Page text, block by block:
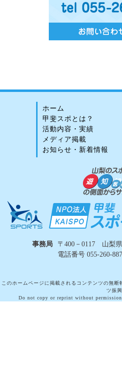
ホーム
甲斐スポとは？
活動内容・実績
メディア掲載
お知らせ・新着情報
事務局
〒400－0117 山梨
電話番号 055-260-
このホームページに掲載されるコンテンツの無
ツ振
Do not copy or reprint without